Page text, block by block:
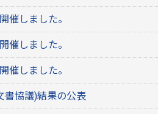
催しました。
催しました。
催しました。
書協議)結果の公表